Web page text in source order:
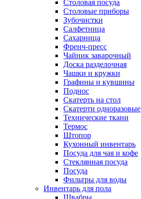
Столовая посуда
Столовые приборы
Зубочистки
Салфетница
Сахарница
Френч-пресс
Чайник заварочный
Доска разделочная
Чашки и кружки
Графины и кувшины
Поднос
Скатерть на стол
Скатерти одноразовые
Технические ткани
Термос
Штопор
Кухонный инвентарь
Посуда для чая и кофе
Стеклянная посуда
Посуда
Фильтры для воды
Инвентарь для пола
Швабры